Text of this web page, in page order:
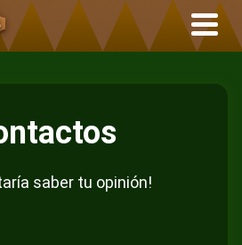
saber tu opinión!